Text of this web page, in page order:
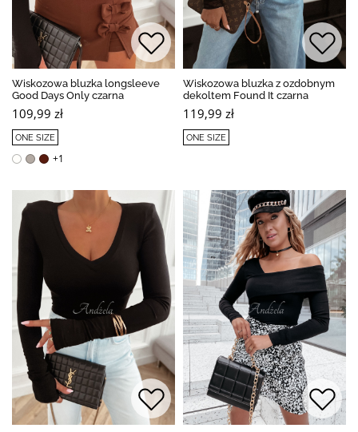
Wiskozowa bluzka longsleeve
Good Days Only czarna
109,99 zł
ONE SIZE
+1
Wiskozowa bluzka z ozdobnym
dekoltem Found It czarna
119,99 zł
ONE SIZE